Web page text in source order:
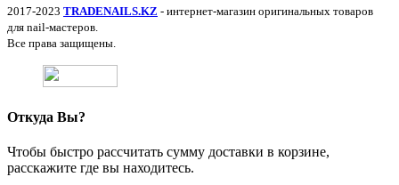
2017-2023 TRADENAILS.KZ - интернет-магазин оригинальных товаров
для nail-мастеров.
Все права защищены.
Откуда Вы?
Чтобы быстро рассчитать сумму доставки в корзине,
расскажите где вы находитесь.